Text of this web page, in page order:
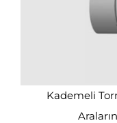
Kademeli